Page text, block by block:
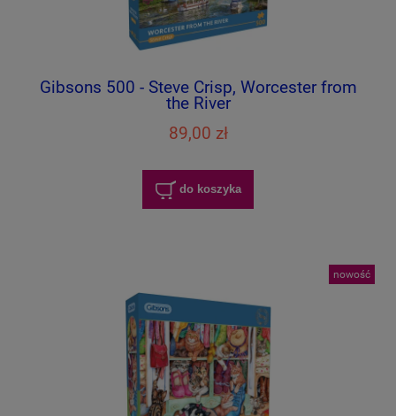
Gibsons 500 - Steve Crisp, Worcester from
the River
89,00 zł
do koszyka
nowość